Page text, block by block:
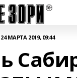
24 МАРТА 2019, 09:44